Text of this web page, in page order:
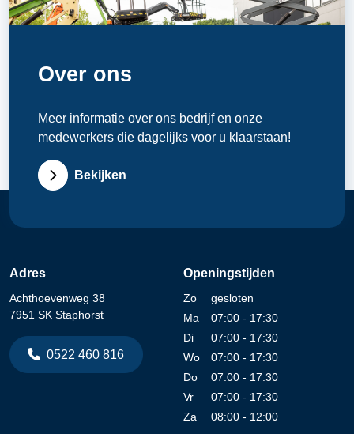
Over ons
Meer informatie over ons bedrijf en onze
medewerkers die dagelijks voor u klaarstaan!
Bekijken
Adres
Achthoevenweg 38
7951 SK Staphorst
0522 460 816
Openingstijden
Zo
gesloten
Ma
07:00 - 17:30
Di
07:00 - 17:30
Wo
07:00 - 17:30
Do
07:00 - 17:30
Vr
07:00 - 17:30
Za
08:00 - 12:00